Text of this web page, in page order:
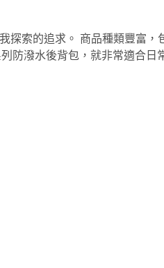
探索的追求。 商品種類豐富
防潑水後背包，就非常適合